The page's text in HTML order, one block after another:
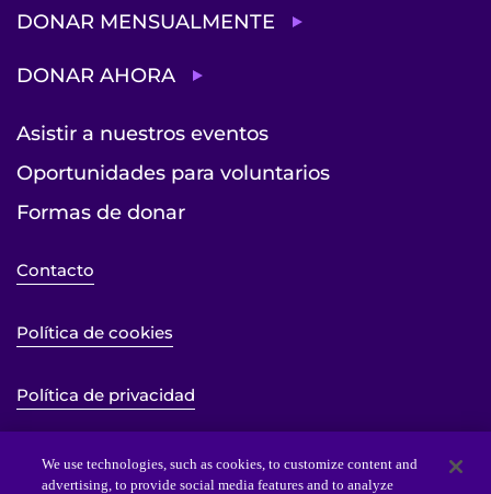
DONAR MENSUALMENTE
DONAR AHORA
Asistir a nuestros eventos
Oportunidades para voluntarios
Formas de donar
Contacto
Política de cookies
Política de privacidad
Mapa del sitio
We use technologies, such as cookies, to customize content and
advertising, to provide social media features and to analyze